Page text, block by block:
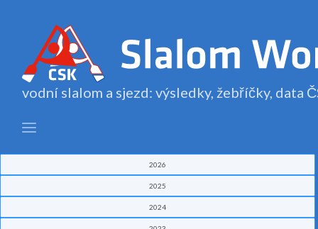
vodní slalom a sjezd: výsledky, žebříčky, data
2026
2025
2024